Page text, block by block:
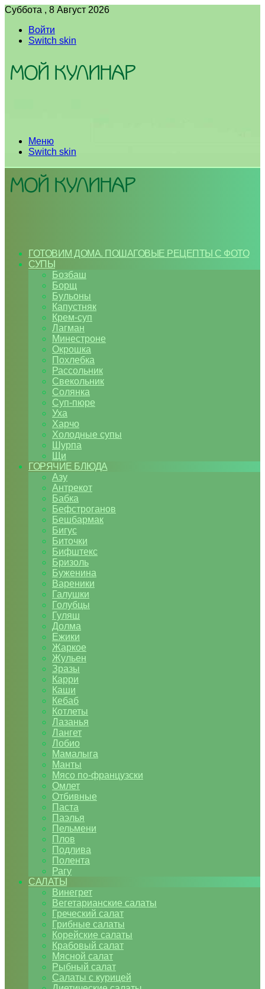
Суббота , 8 Август 2026
Войти
Switch skin
Меню
Switch skin
ГОТОВИМ ДОМА. ПОШАГОВЫЕ РЕЦЕПТЫ С ФОТО
СУПЫ
Бозбаш
Борщ
Бульоны
Капустняк
Крем-суп
Лагман
Минестроне
Окрошка
Похлебка
Рассольник
Свекольник
Солянка
Суп-пюре
Уха
Харчо
Холодные супы
Шурпа
Щи
ГОРЯЧИЕ БЛЮДА
Азу
Антрекот
Бабка
Бефстроганов
Бешбармак
Бигус
Биточки
Бифштекс
Бризоль
Буженина
Вареники
Галушки
Голубцы
Гуляш
Долма
Ежики
Жаркое
Жульен
Зразы
Карри
Каши
Кебаб
Котлеты
Лазанья
Лангет
Лобио
Мамалыга
Манты
Мясо по-французски
Омлет
Отбивные
Паста
Паэлья
Пельмени
Плов
Подлива
Полента
Рагу
САЛАТЫ
Винегрет
Вегетарианские салаты
Греческий салат
Грибные салаты
Корейские салаты
Крабовый салат
Мясной салат
Рыбный салат
Салаты с курицей